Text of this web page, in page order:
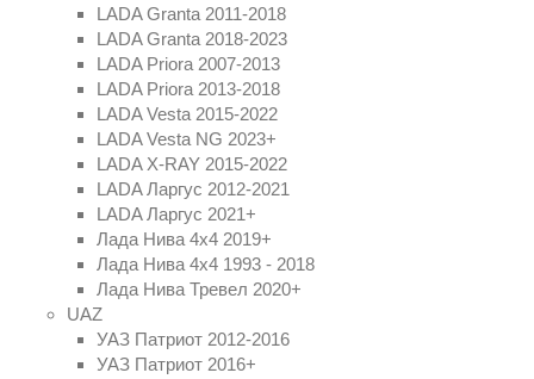
LADA Granta 2011-2018
LADA Granta 2018-2023
LADA Priora 2007-2013
LADA Priora 2013-2018
LADA Vesta 2015-2022
LADA Vesta NG 2023+
LADA X-RAY 2015-2022
LADA Ларгус 2012-2021
LADA Ларгус 2021+
Лада Нива 4x4 2019+
Лада Нива 4х4 1993 - 2018
Лада Нива Тревел 2020+
UAZ
УАЗ Патриот 2012-2016
УАЗ Патриот 2016+